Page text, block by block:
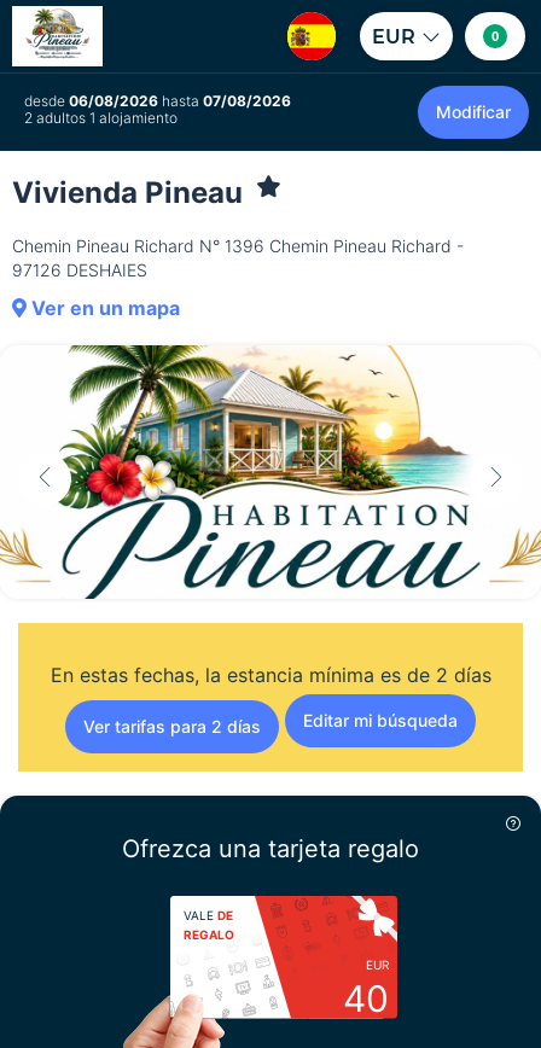
EUR 0
desde 06/08/2026 hasta 07/08/2026
2 adultos 1 alojamiento
Modificar
Vivienda Pineau
Chemin Pineau Richard N° 1396 Chemin Pineau Richard -
97126 DESHAIES
Ver en un mapa
En estas fechas, la estancia mínima es de 2 días
Ver tarifas para 2 días Editar mi búsqueda
Ofrezca una tarjeta regalo
VALE DE
REGALO
EUR
40